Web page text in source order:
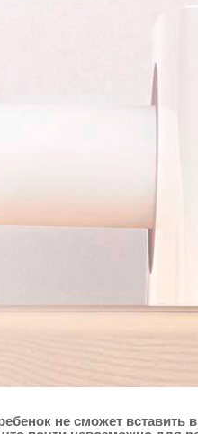
не сможет вставить